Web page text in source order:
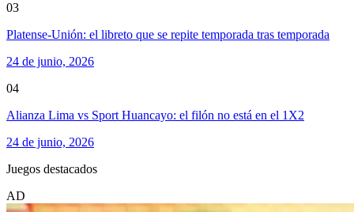
03
Platense-Unión: el libreto que se repite temporada tras temporada
24 de junio, 2026
04
Alianza Lima vs Sport Huancayo: el filón no está en el 1X2
24 de junio, 2026
Juegos destacados
AD